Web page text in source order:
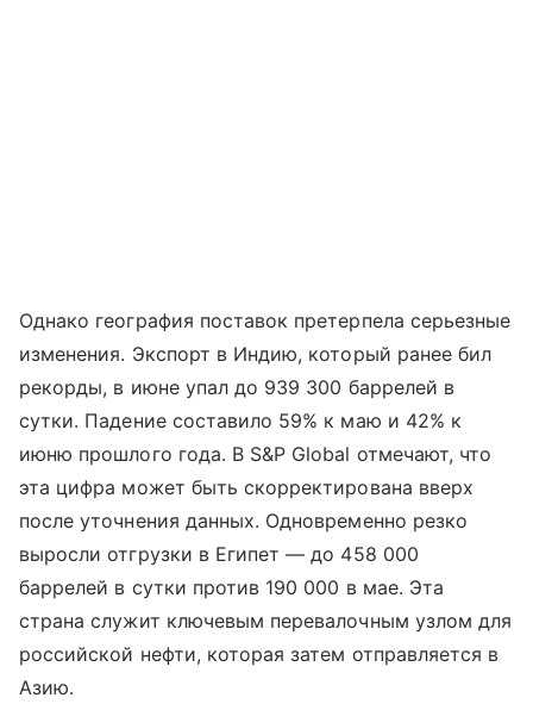
Однако география поставок претерпела серьезные
изменения. Экспорт в Индию, который ранее бил
рекорды, в июне упал до 939 300 баррелей в
сутки. Падение составило 59% к маю и 42% к
июню прошлого года. В S&P Global отмечают, что
эта цифра может быть скорректирована вверх
после уточнения данных. Одновременно резко
выросли отгрузки в Египет — до 458 000
баррелей в сутки против 190 000 в мае. Эта
страна служит ключевым перевалочным узлом для
российской нефти, которая затем отправляется в
Азию.